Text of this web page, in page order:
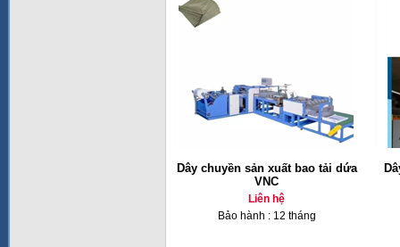
Dây chuyền sản xuất bao tải dứa
VNC
Liên hệ
Bảo hành : 12 tháng